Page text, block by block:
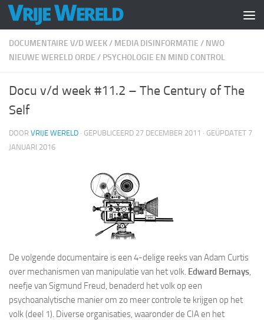
Doorgaan naar inhoud
DOCUMENTAIRE V/D WEEK/ MEDIA DISINFORMATIE / NWO
NIEUWE WERELD ORDE / PSYCHOLOGIE EN MIND CONTROL
Docu v/d week #11.2 – The Century of The
Self
DOOR VRIJE WERELD · GEPUBLICEERD 27 DECEMBER 2011 · GEÜPDATET 7
JANUARI 2016
De volgende documentaire is een 4-delige reeks van Adam Curtis
over mechanismen van manipulatie van het volk. Edward Bernays,
neefje van Sigmund Freud, benaderd het volk op een
psychoanalytische manier om zo meer controle te krijgen op het
volk (deel 1). Diverse organisaties, waaronder de CIA en het